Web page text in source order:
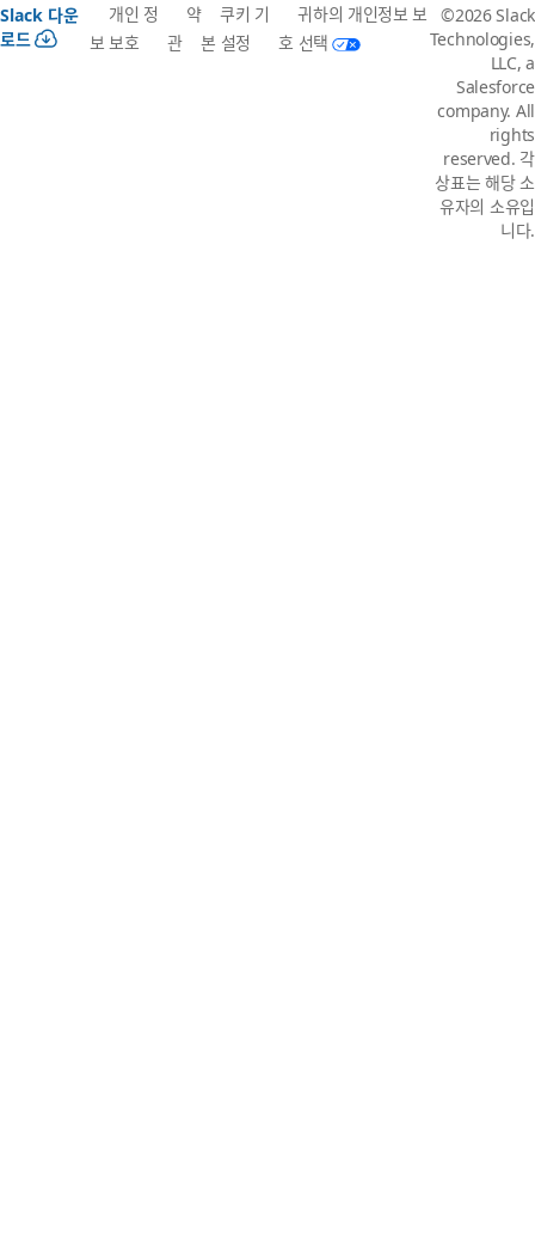
Slack 다운
로드
개인 정
보 보호
약
관
쿠키 기
본 설정
귀하의 개인정보 보
호 선택
©2026 Slack
Technologies,
LLC, a
Salesforce
company. All
rights
reserved. 각
상표는 해당 소
유자의 소유입
니다.